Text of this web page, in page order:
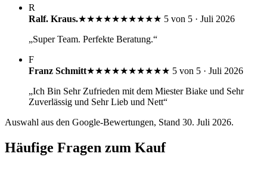
R
Ralf. Kraus.★★★★★★★★★★ 5 von 5 · Juli 2026
„Super Team. Perfekte Beratung.“
F
Franz Schmitt★★★★★★★★★★ 5 von 5 · Juli 2026
„Ich Bin Sehr Zufrieden mit dem Miester Biake und Sehr
Zuverlässig und Sehr Lieb und Nett“
Auswahl aus den Google-Bewertungen, Stand 30. Juli 2026.
Häufige Fragen zum Kauf